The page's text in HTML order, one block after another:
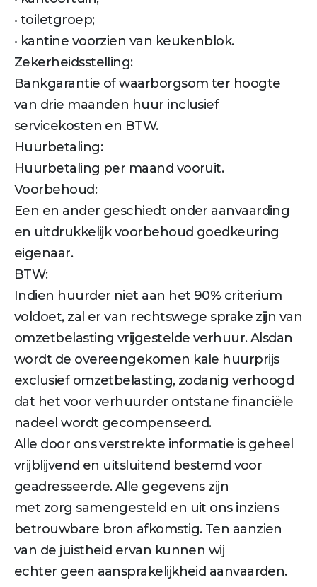
• toiletgroep;
• kantine voorzien van keukenblok.
Zekerheidsstelling:
Bankgarantie of waarborgsom ter hoogte
van drie maanden huur inclusief
servicekosten en BTW.
Huurbetaling:
Huurbetaling per maand vooruit.
Voorbehoud:
Een en ander geschiedt onder aanvaarding
en uitdrukkelijk voorbehoud goedkeuring
eigenaar.
BTW:
Indien huurder niet aan het 90% criterium
voldoet, zal er van rechtswege sprake zijn van
omzetbelasting vrijgestelde verhuur. Alsdan
wordt de overeengekomen kale huurprijs
exclusief omzetbelasting, zodanig verhoogd
dat het voor verhuurder ontstane financiële
nadeel wordt gecompenseerd.
Alle door ons verstrekte informatie is geheel
vrijblijvend en uitsluitend bestemd voor
geadresseerde. Alle gegevens zijn
met zorg samengesteld en uit ons inziens
betrouwbare bron afkomstig. Ten aanzien
van de juistheid ervan kunnen wij
echter geen aansprakelijkheid aanvaarden.